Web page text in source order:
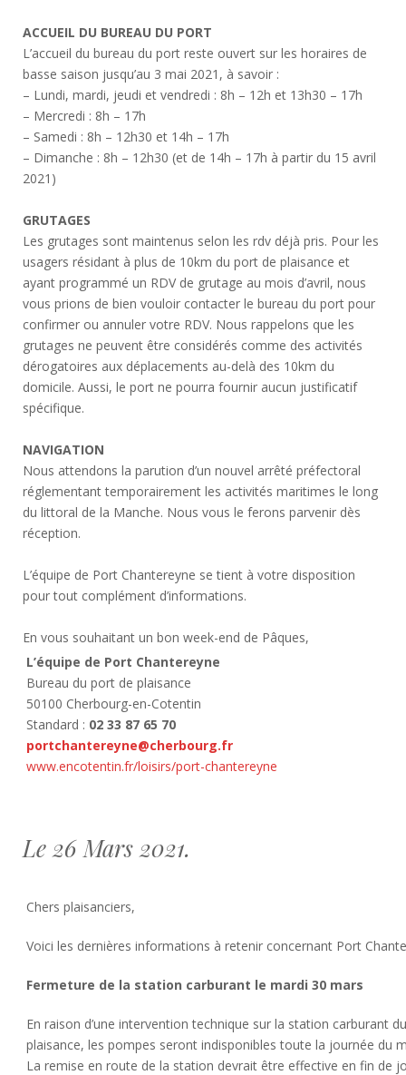
ACCUEIL DU BUREAU DU PORT
L’accueil du bureau du port reste ouvert sur les horaires de
basse saison jusqu’au 3 mai 2021, à savoir :
– Lundi, mardi, jeudi et vendredi : 8h – 12h et 13h30 – 17h
– Mercredi : 8h – 17h
– Samedi : 8h – 12h30 et 14h – 17h
– Dimanche : 8h – 12h30 (et de 14h – 17h à partir du 15 avril
2021)
GRUTAGES
Les grutages sont maintenus selon les rdv déjà pris. Pour les
usagers résidant à plus de 10km du port de plaisance et
ayant programmé un RDV de grutage au mois d’avril, nous
vous prions de bien vouloir contacter le bureau du port pour
confirmer ou annuler votre RDV. Nous rappelons que les
grutages ne peuvent être considérés comme des activités
dérogatoires aux déplacements au-delà des 10km du
domicile. Aussi, le port ne pourra fournir aucun justificatif
spécifique.
NAVIGATION
Nous attendons la parution d’un nouvel arrêté préfectoral
réglementant temporairement les activités maritimes le long
du littoral de la Manche. Nous vous le ferons parvenir dès
réception.
L’équipe de Port Chantereyne se tient à votre disposition
pour tout complément d’informations.
En vous souhaitant un bon week-end de Pâques,
L’équipe de Port Chantereyne
Bureau du port de plaisance
50100 Cherbourg-en-Cotentin
Standard : 02 33 87 65 70
portchantereyne@cherbourg.fr
www.encotentin.fr/loisirs/port-chantereyne
Le 26 Mars 2021.
Chers plaisanciers,
Voici les dernières informations à retenir concernant Port
Fermeture de la station carburant le mardi 30 mars
En raison d’une intervention technique sur la station carburant
plaisance, les pompes seront indisponibles toute la journée du
La remise en route de la station devrait être effective en fin de